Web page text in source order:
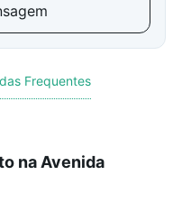
Frequentes
na Avenida